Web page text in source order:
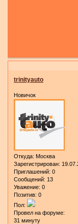
trinityauto
Новичок
Откуда: Москва
Зарегистрирован:
Приглашений: 0
Сообщений: 13
Уважение: 0
Позитив: 0
Пол:
Провел на форуме:
31 минуту